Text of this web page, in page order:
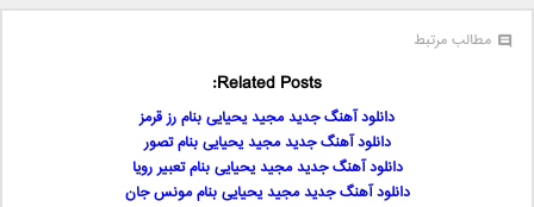
مطالب مرتبط
Related Posts:
دانلود آهنگ جدید مجید یحیایی بنام رز قرمز
دانلود آهنگ جدید مجید یحیایی بنام تصور
دانلود آهنگ جدید مجید یحیایی بنام تعبیر رویا
دانلود آهنگ جدید مجید یحیایی بنام مونس جان